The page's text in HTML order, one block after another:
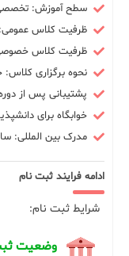
سطح آموزش:
ظرفیت کلاس عمومی: 10
ظرفیت کلاس خصوصی: 3
نحوه برگزاری کلاس:
پشتیبانی پس از دوره: 90
خوابگاه برای
مدرک بین المللی:
ادامه فرایند ثبت نام
شرایط ثبت نام:
وضعیت